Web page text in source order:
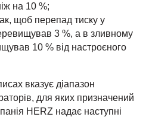
на 10 %;
щоб перепад тиску у
3 %, а в зливному
10 % від настроєного
вказує діапазон
для яких призначений
HERZ надає наступні